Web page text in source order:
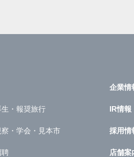
・報奨旅行
・学会・見本市
企業情
IR情報
採用情
店舗案